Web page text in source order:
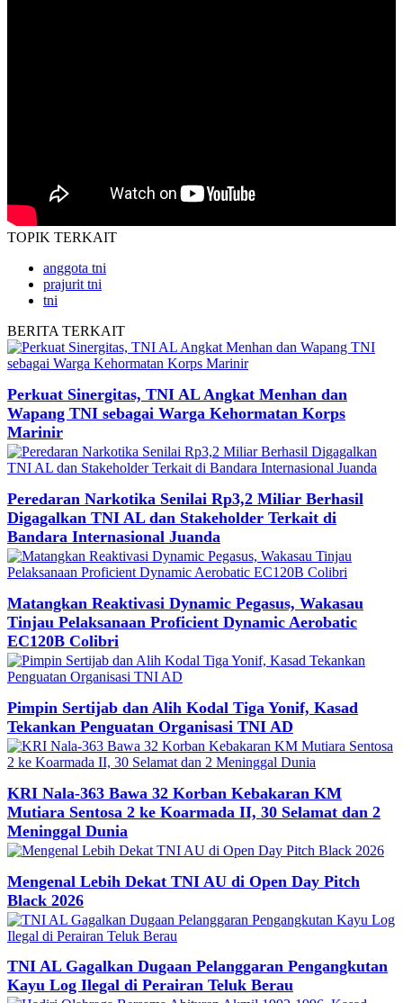
TOPIK TERKAIT
anggota tni
prajurit tni
tni
BERITA TERKAIT
Perkuat Sinergitas, TNI AL Angkat Menhan dan
Wapang TNI sebagai Warga Kehormatan Korps
Marinir
Peredaran Narkotika Senilai Rp3,2 Miliar Berhasil
Digagalkan TNI AL dan Stakeholder Terkait di
Bandara Internasional Juanda
Matangkan Reaktivasi Dynamic Pegasus, Wakasau
Tinjau Pelaksanaan Proficient Dynamic Aerobatic
EC120B Colibri
Pimpin Sertijab dan Alih Kodal Tiga Yonif, Kasad
Tekankan Penguatan Organisasi TNI AD
KRI Nala-363 Bawa 32 Korban Kebakaran KM
Mutiara Sentosa 2 ke Koarmada II, 30 Selamat dan 2
Meninggal Dunia
Mengenal Lebih Dekat TNI AU di Open Day Pitch
Black 2026
TNI AL Gagalkan Dugaan Pelanggaran Pengangkutan
Kayu Log Ilegal di Perairan Teluk Berau